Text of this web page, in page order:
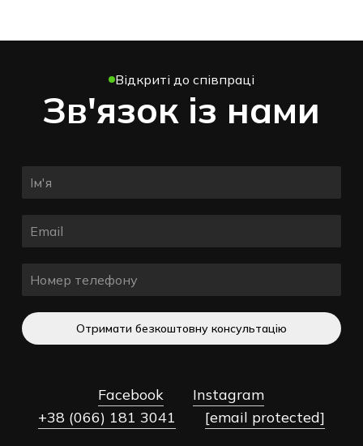
Відкриті до співпраці
Зв'язок із нами
Отримати безкоштовну консультацію
Facebook
Instagram
+38 (066) 181 3041
[email protected]